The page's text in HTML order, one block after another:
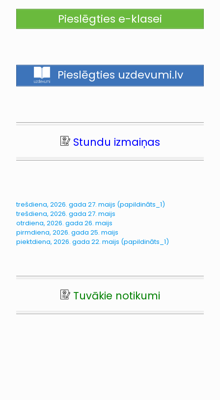
Pieslēgties e-klasei
Pieslēgties uzdevumi.lv
Stundu izmaiņas
trešdiena, 2026. gada 27. maijs (papildināts_1)
trešdiena, 2026. gada 27. maijs
otrdiena, 2026. gada 26. maijs
pirmdiena, 2026. gada 25. maijs
piektdiena, 2026. gada 22. maijs (papildināts_1)
Tuvākie notikumi